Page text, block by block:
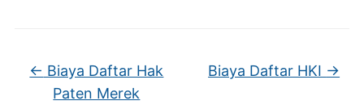
← Biaya Daftar Hak
Paten Merek
Biaya Daftar HKI →